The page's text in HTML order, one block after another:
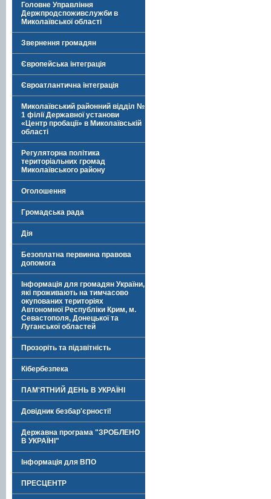
Головне Управління
Держпродспоживслужби в
Миколаївської області
Звернення громадян
Європейська інтеграція
Євроатлантична інтеграція
Миколаївський районний відділ №
1 філії Державної установи
«Центр пробації» в Миколаївській
області
Регуляторна політика
територіальних громад
Миколаївського району
Оголошення
Громадська рада
Дія
Безоплатна первинна правова
допомога
Інформація для громадян України,
які проживають на тимчасово
окупованих територіях
Автономної Республіки Крим, м.
Севастополя, Донецької та
Луганської областей
Прозоріть та підзвітність
Кібербезпека
ПАМ'ЯТНИЙ ДЕНЬ В УКРАЇНІ
Довідник безбар'єрності!
Державна програма "ЗРОБЛЕНО
В УКРАЇНІ"
Інформація для ВПО
ПРЕСЦЕНТР